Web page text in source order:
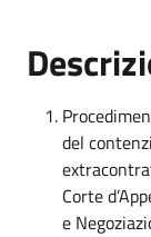
del
Corte
e